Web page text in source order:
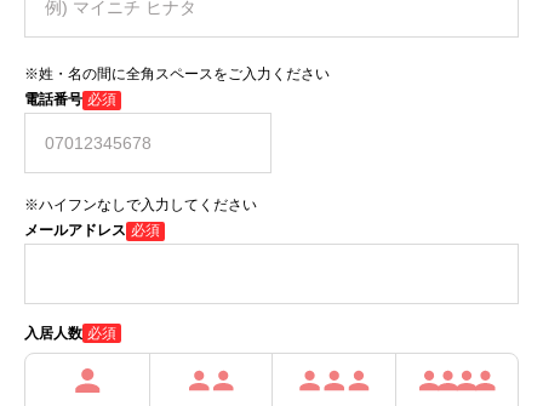
※姓・名の間に全角スペースをご入力ください
電話番号 必須
※ハイフンなしで入力してください
メールアドレス 必須
入居人数 必須